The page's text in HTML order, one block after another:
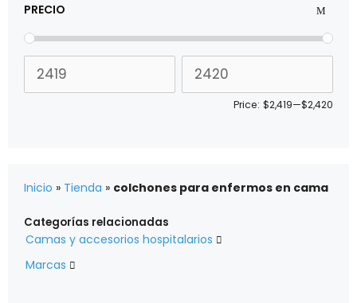
PRECIO
Price: $2,419—$2,420
Inicio » Tienda » colchones para enfermos en cama
Categorías relacionadas
Camas y accesorios hospitalarios 
Marcas 